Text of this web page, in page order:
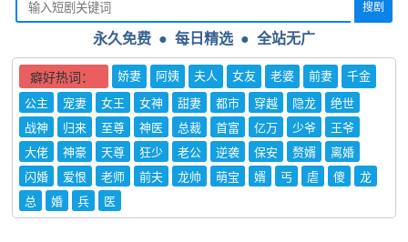
搜剧
永久免费 ● 每日精选● 全站无广
癖好热词： 娇妻 阿姨 夫人 女友 老婆 前妻
千金
公主
宠妻 女王 女神 甜妻 都市 穿越 隐龙
绝世
战神
归来 至尊 神医 总裁 首富 亿万 少爷
王爷
大佬
神豪 天尊 狂少 老公 逆袭 保安 赘婿
离婚
闪婚
爱恨 老师 前夫 龙帅 萌宝 婿 丐 虐 傻
龙
总
婚 兵 医